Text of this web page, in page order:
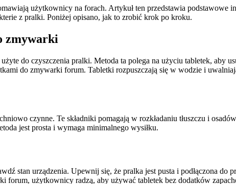
użytkownicy na forach. Artykuł ten przedstawia podstawowe
z pralki. Poniżej opisano, jak to zrobić krok po kroku.
zmywarki
do czyszczenia pralki. Metoda ta polega na użyciu tabletek, aby
do zmywarki forum. Tabletki rozpuszczają się w wodzie i
czynne. Te składniki pomagają w rozkładaniu tłuszczu i
jest prosta i wymaga minimalnego wysiłku.
stan urządzenia. Upewnij się, że pralka jest pusta i podłączona do
forum, użytkownicy radzą, aby używać tabletek bez dodatków